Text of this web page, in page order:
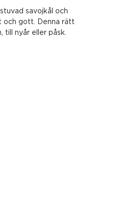
savojkål och
gott. Denna rätt
till nyår eller påsk.